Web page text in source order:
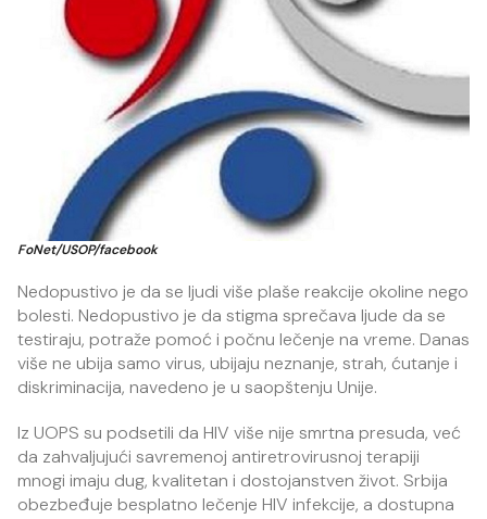
FoNet/USOP/facebook
Nedopustivo je da se ljudi više plaše reakcije okoline nego
bolesti. Nedopustivo je da stigma sprečava ljude da se
testiraju, potraže pomoć i počnu lečenje na vreme. Danas
više ne ubija samo virus, ubijaju neznanje, strah, ćutanje i
diskriminacija, navedeno je u saopštenju Unije.
Iz UOPS su podsetili da HIV više nije smrtna presuda, već
da zahvaljujući savremenoj antiretrovirusnoj terapiji
mnogi imaju dug, kvalitetan i dostojanstven život. Srbija
obezbeđuje besplatno lečenje HIV infekcije, a dostupna